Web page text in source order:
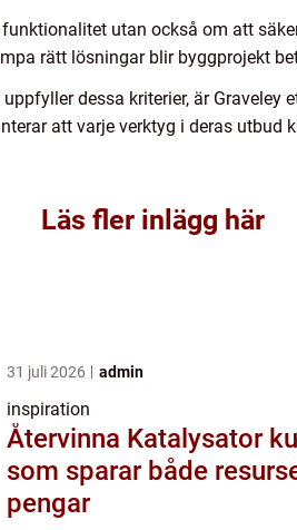
utan också om att
rätt lösningar blir byggprojekt
dessa kriterier, är Graveley
att varje verktyg i deras utbud
Läs fler inlägg här
31 juli 2026 admin
inspiration
Återvinna Katalysator kunskap
som sparar både
pengar